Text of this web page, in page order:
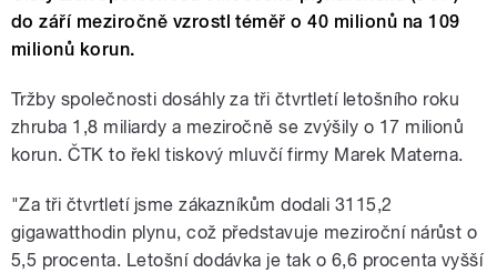
do září meziročně vzrostl téměř o 40 milionů na 109
milionů korun.
Tržby společnosti dosáhly za tři čtvrtletí letošního roku
zhruba 1,8 miliardy a meziročně se zvýšily o 17 milionů
korun. ČTK to řekl tiskový mluvčí firmy Marek Materna.
"Za tři čtvrtletí jsme zákazníkům dodali 3115,2
gigawatthodin plynu, což představuje meziroční nárůst o
5,5 procenta. Letošní dodávka je tak o 6,6 procenta vyšší